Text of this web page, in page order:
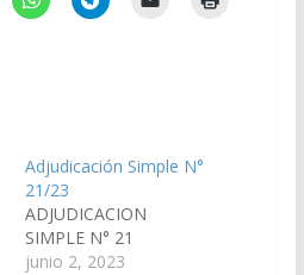
Adjudicación Simple N°
21/23
ADJUDICACION
SIMPLE N° 21
junio 2, 2023